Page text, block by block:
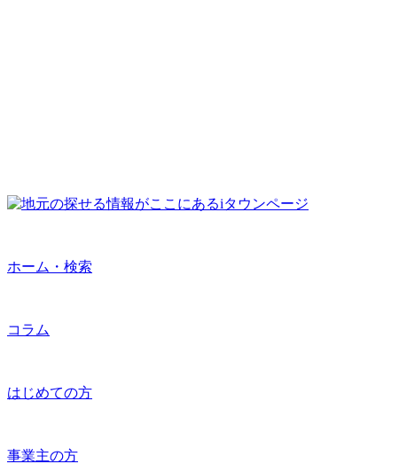
ホーム・検索
コラム
はじめての方
事業主の方